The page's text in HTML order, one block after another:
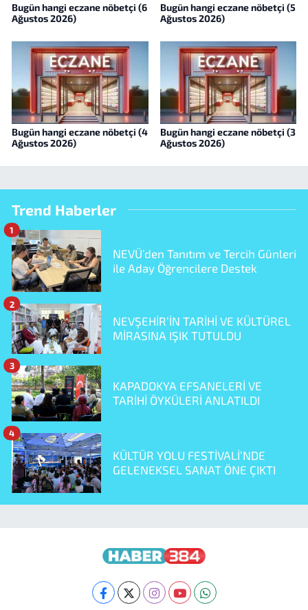
Bugün hangi eczane nöbetçi (6
Ağustos 2026)
Bugün hangi eczane nöbetçi (5
Ağustos 2026)
Bugün hangi eczane nöbetçi (4
Ağustos 2026)
Bugün hangi eczane nöbetçi (3
Ağustos 2026)
Trend Haberler
NEVÜ’den Tanıtım ve Tercih Günleri
ile Aday Öğrencilere Destek
1
NEVŞEHİR’İN TARİHİ VE KÜLTÜREL
MİRASINA IŞIK TUTULDU
2
KAPADOKYA EFSANELERİ VE
TARİHİ ÖYKÜLERİ ANLATILDI
3
KÜLTÜR YOLU FESTİVALİ’NDE
GELENEKSEL SANAT ÖNE ÇIKTI
4